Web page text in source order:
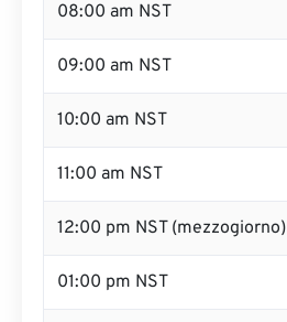
08:00 am NST
09:00 am NST
10:00 am NST
11:00 am NST
12:00 pm NST (mezzogiorno)
01:00 pm NST